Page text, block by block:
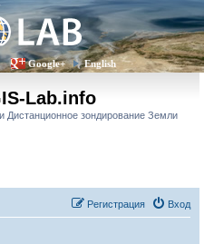
Google+ English
Lab.info
зондирование Земли
Вход
Регистрация